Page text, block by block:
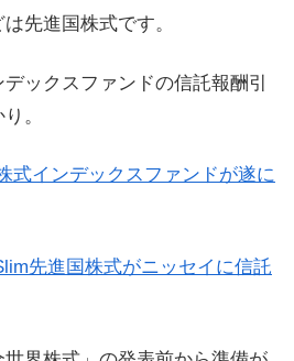
先進国株式です。
ックスファンドの信託報酬引
。
式インデックスファンドが遂に
先進国株式がニッセイに信託